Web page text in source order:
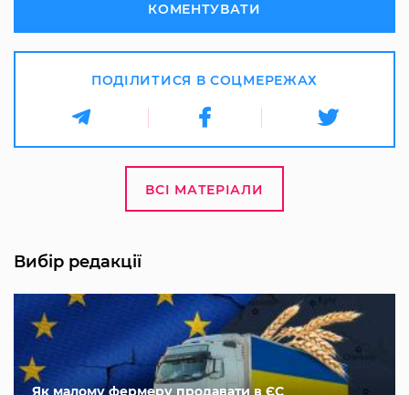
КОМЕНТУВАТИ
ПОДІЛИТИСЯ В СОЦМЕРЕЖАХ
ВСІ МАТЕРІАЛИ
Вибір редакції
Як малому фермеру продавати в ЄС